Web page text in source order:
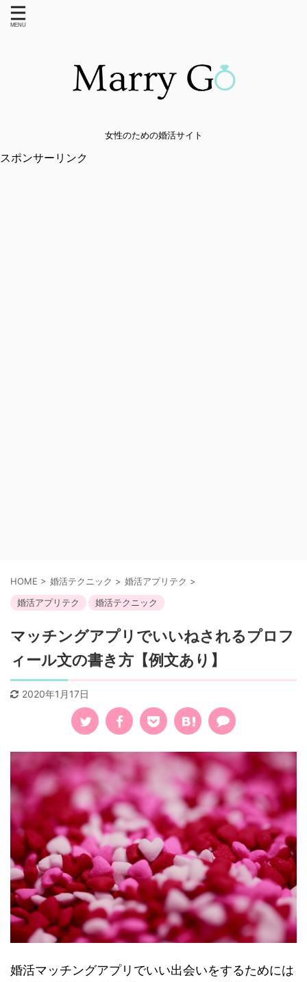
女性のための婚活サイト
スポンサーリンク
HOME > 婚活テクニック > 婚活アプリテク >
婚活アプリテク
婚活テクニック
マッチングアプリでいいねされるプロフ
ィール文の書き方【例文あり】
2020年1月17日
婚活マッチングアプリでいい出会いをするためには